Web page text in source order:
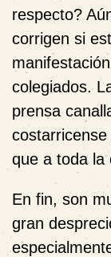
respecto?
corrigen si
colegiados.
prensa
costarricense
que a toda la
En fin, son
gran